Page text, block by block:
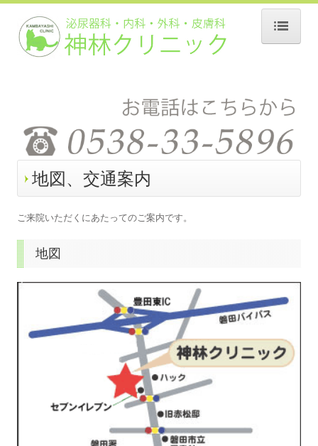
ホーム
地図、交通案内
個人情報保護方針
地図、交通案内
ご来院いただくにあたってのご案内です。
地図